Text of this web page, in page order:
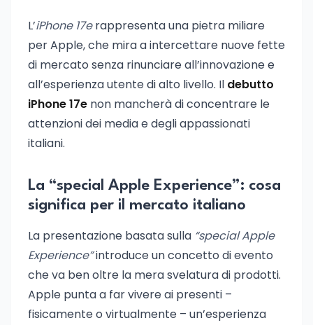
L’iPhone 17erappresenta una pietra miliare
per Apple, che mira a intercettare nuove fette
di mercato senza rinunciare all’innovazione e
all’esperienza utente di alto livello. Il debutto
iPhone 17e non mancherà di concentrare le
attenzioni dei media e degli appassionati
italiani.
La “special Apple Experience”: cosa
significa per il mercato italiano
La presentazione basata sulla “special Apple
Experience”introduce un concetto di evento
che va ben oltre la mera svelatura di prodotti.
Apple punta a far vivere ai presenti –
fisicamente o virtualmente – un’esperienza